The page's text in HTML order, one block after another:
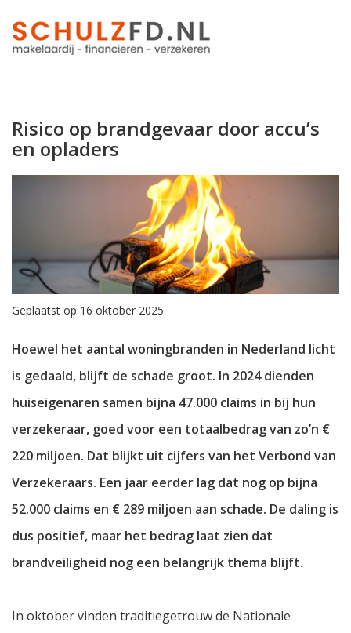
Risico op brandgevaar door accu’s
en opladers
Geplaatst op 16 oktober 2025
Hoewel het aantal woningbranden in Nederland licht
is gedaald, blijft de schade groot. In 2024 dienden
huiseigenaren samen bijna 47.000 claims in bij hun
verzekeraar, goed voor een totaalbedrag van zo’n €
220 miljoen. Dat blijkt uit cijfers van het Verbond van
Verzekeraars. Een jaar eerder lag dat nog op bijna
52.000 claims en € 289 miljoen aan schade. De daling is
dus positief, maar het bedrag laat zien dat
brandveiligheid nog een belangrijk thema blijft.
In oktober vinden traditiegetrouw de Nationale